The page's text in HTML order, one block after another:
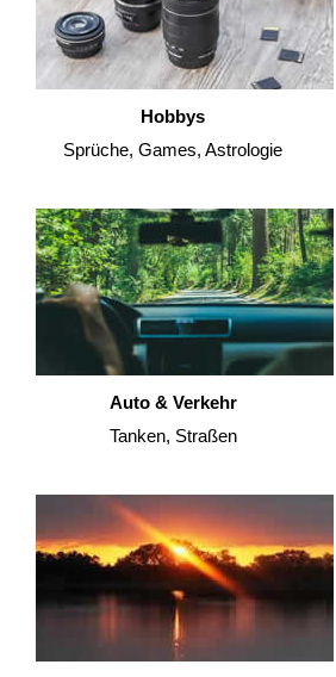
Hobbys
Sprüche, Games, Astrologie
Auto & Verkehr
Tanken, Straßen